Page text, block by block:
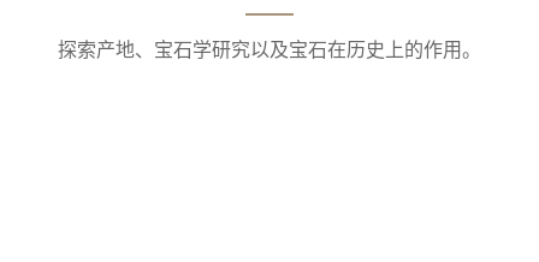
探索产地、宝石学研究以及宝石在历史上的作用。